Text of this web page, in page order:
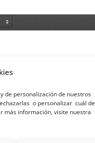
de personalización de nuestros
o personalizar cuál de
más información, visite nuestra